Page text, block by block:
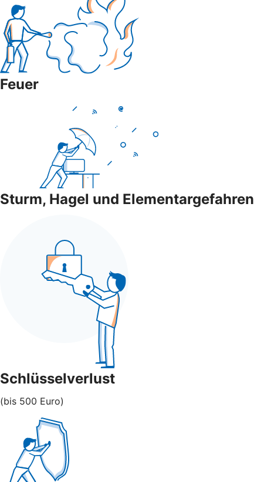
Feuer
Sturm, Hagel und Elementargefahren
Schlüsselverlust
(bis 500 Euro)